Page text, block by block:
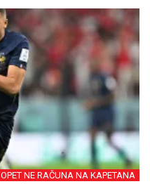
OPET NE RAČUNA NA KAPETANA